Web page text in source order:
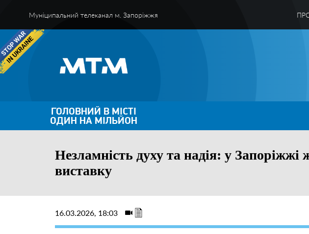
Муніципальний телеканал м. Запоріжжя
ГОЛОВНИЙ В МІСТІ
ОДИН НА МІЛЬЙОН
Незламність духу та надія: у Запоріжжі
виставку
16.03.2026, 18:03